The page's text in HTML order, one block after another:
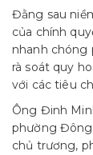
Đằng sau
của chính
nhanh chóng
rà soát quy
với các tiêu
Ông Đinh
phường Đông
chủ trương,